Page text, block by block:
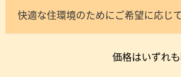
快適な住環境のためにご希望に応じて
価格はいずれ